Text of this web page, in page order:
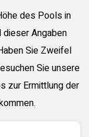
des Pools in
dieser Angaben
Sie Zweifel
Sie unsere
zur Ermittlung der